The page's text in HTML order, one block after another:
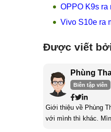
OPPO K9s ra
Vivo S10e ra
Được viết
Phùng
Biên tập viên
Giới thiệu về Phùng Thanh Ngân Đặc điểm nổi bật Mọi người thường nói con gái thì thường
với mình thì khác.